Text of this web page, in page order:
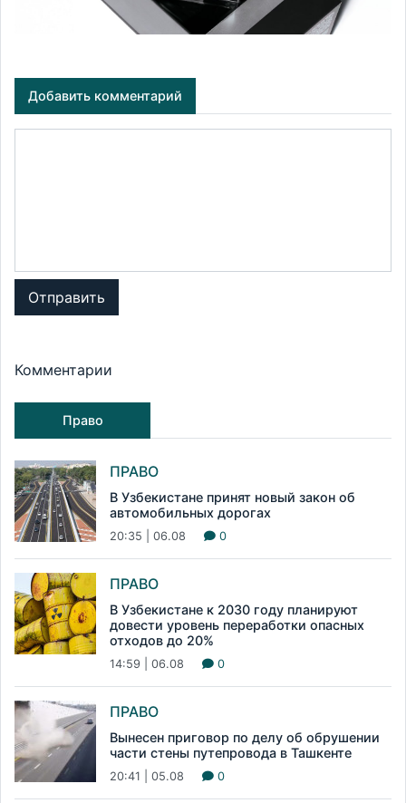
Добавить комментарий
Отправить
Комментарии
Право
ПРАВО
В Узбекистане принят новый закон об
автомобильных дорогах
20:35 | 06.08 0
ПРАВО
В Узбекистане к 2030 году планируют
довести уровень переработки опасных
отходов до 20%
14:59 | 06.08 0
ПРАВО
Вынесен приговор по делу об обрушении
части стены путепровода в Ташкенте
20:41 | 05.08 0